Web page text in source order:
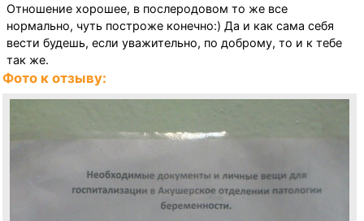
Отношение хорошее, в послеродовом то же все
нормально, чуть построже конечно:) Да и как сама себя
вести будешь, если уважительно, по доброму, то и к тебе
так же.
Фото к отзыву: